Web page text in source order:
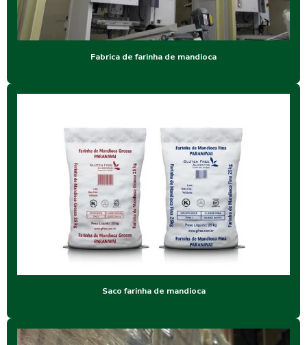
Fabrica de farinha de mandioca
Saco farinha de mandioca